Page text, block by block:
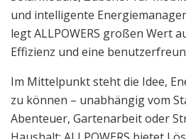
und intelligente
legt ALLPOWERS großen Wert
Effizienz und eine
Im Mittelpunkt steht die Idee,
zu können – unabhängig vom
Abenteuer, Gartenarbeit oder